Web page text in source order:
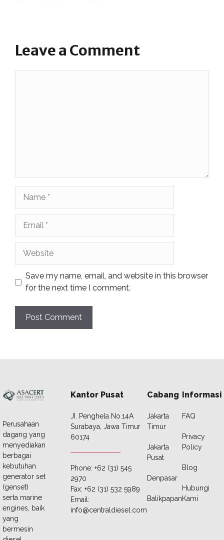
Leave a Comment
Save my name, email, and website in this browser
for the next time I comment.
Perusahaan
dagang yang
menyediakan
berbagai
kebutuhan
generator set
(genset)
serta marine
engines, baik
yang
bermesin
Kantor Pusat
JI. Penghela No.14A
Surabaya, Jawa Timur
60174
Phone: +62 (31) 545
2970
Fax: +62 (31) 532 5989
Email:
info@centraldiesel.com
Cabang
Jakarta
Timur
Jakarta
Pusat
Denpasar
Balikpapan
Informasi
FAQ
Privacy
Policy
Blog
Hubungi
Kami